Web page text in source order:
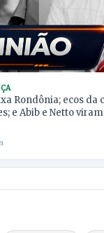
Rondônia; ecos da
e Abib e Netto